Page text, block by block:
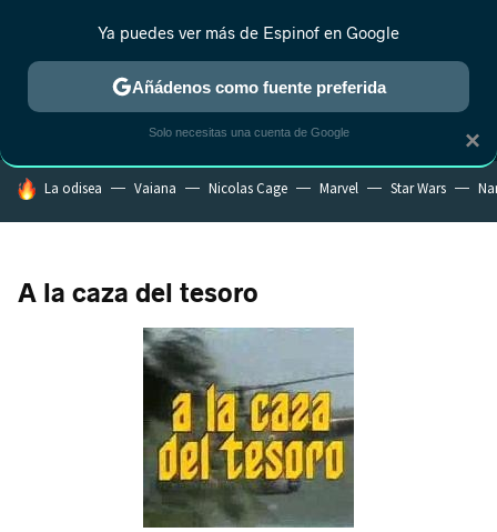
MENÚ NUEVO
ESTRENOS REALITY ANIME RANKINGS CINE
HOY SE HABLA DE
La odisea Vaiana Nicolas Cage Marvel Star Wars
A la caza del tesoro
×
Ya puedes ver más de Espinof en Google
Añádenos como fuente preferida
Solo necesitas una cuenta de Google